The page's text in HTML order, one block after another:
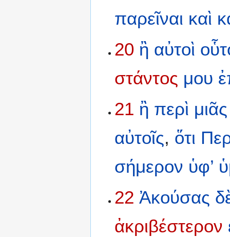
παρεῖναι καὶ
20 ἢ αὐτοὶ
στάντος μου
21 ἢ περὶ μιᾶς
αὐτοῖς, ὅτι
σήμερον ὑφ’
22 Ἀκούσας
ἀκριβέστερον